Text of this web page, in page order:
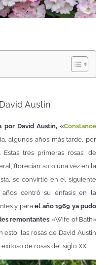
Austin
por David Austin, «Constance
algunos años más tarde, por
Estas tres primeras rosas, de
florecían solo una vez en la
se convirtió en el siguiente
centró su énfasis en la
y para el año 1969 ya pudo
remontantes: «Wife of Bath»
esto, las rosas de David Austin
de rosas del siglo XX.